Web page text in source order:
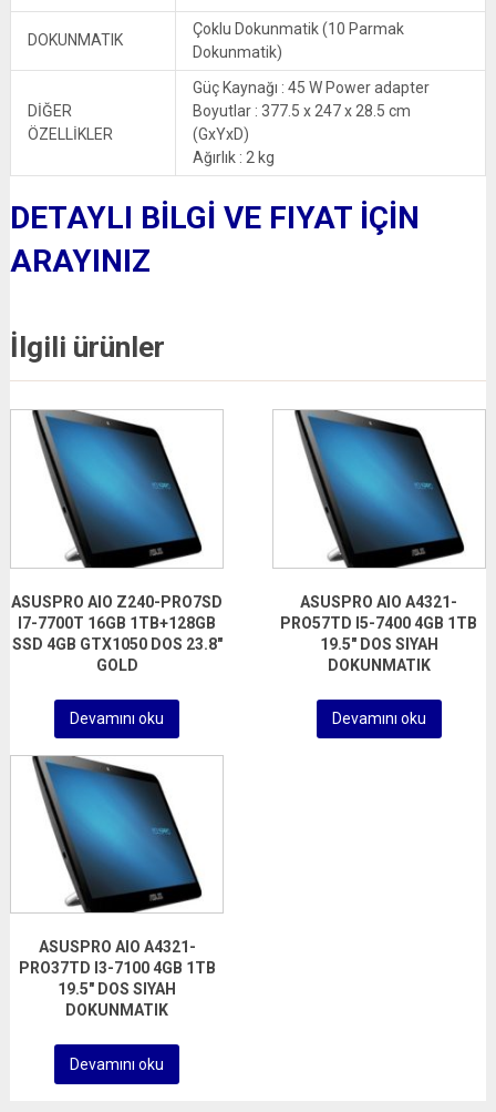
DOKUNMATIK
Çoklu Dokunmatik (10 Parmak
Dokunmatik)
DİĞER
ÖZELLİKLER
Güç Kaynağı : 45 W Power adapter
Boyutlar : 377.5 x 247 x 28.5 cm
(GxYxD)
Ağırlık : 2 kg
DETAYLI BİLGİ VE FIYAT İÇİN
ARAYINIZ
İlgili ürünler
ASUSPRO AIO Z240-PRO7SD
I7-7700T 16GB 1TB+128GB
SSD 4GB GTX1050 DOS 23.8″
GOLD
Devamını oku
ASUSPRO AIO A4321-
PRO57TD I5-7400 4GB 1TB
19.5″ DOS SIYAH
DOKUNMATIK
Devamını oku
ASUSPRO AIO A4321-
PRO37TD I3-7100 4GB 1TB
19.5″ DOS SIYAH
DOKUNMATIK
Devamını oku